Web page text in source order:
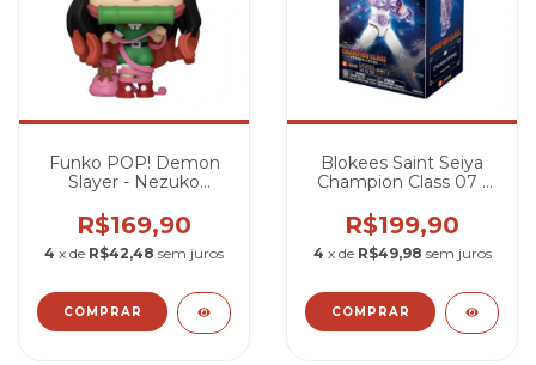
Funko POP! Demon
Slayer - Nezuko
#2033
R$169,90
4 x de R$42,48 sem juros
Blokees Saint Seiya
Champion Class 07 -
R$199,90
4 x de R$49,98 sem juros